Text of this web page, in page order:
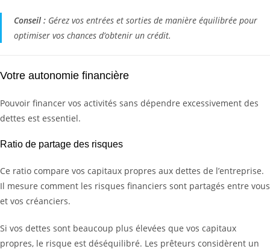
Conseil : Gérez vos entrées et sorties de manière équilibrée pour
optimiser vos chances d’obtenir un crédit.
Votre autonomie financière
Pouvoir financer vos activités sans dépendre excessivement des
dettes est essentiel.
Ratio de partage des risques
Ce ratio compare vos capitaux propres aux dettes de l’entreprise.
Il mesure comment les risques financiers sont partagés entre vous
et vos créanciers.
Si vos dettes sont beaucoup plus élevées que vos capitaux
propres, le risque est déséquilibré. Les prêteurs considèrent un